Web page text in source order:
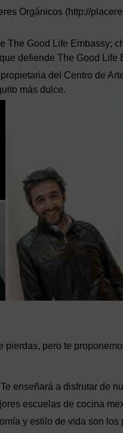
Orgánicos (http://
The Good Life Embassy;
defiende The Good Life
del Centro de
más dulce.
pierdas, pero te
enseñará a disfrutar de
escuelas de cocina
y estilo de vida son los